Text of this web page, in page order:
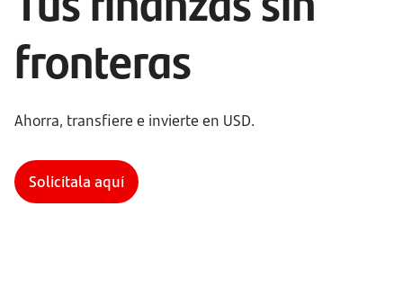
fronteras
Ahorra, transfiere e invierte en USD.
Solicítala aquí